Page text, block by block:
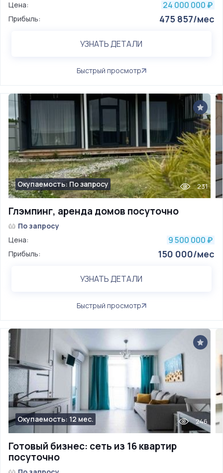
Цена:
24 000 000 ₽
Прибыль: 475 857/мес
УЗНАТЬ ДЕТАЛИ
Быстрый просмотр
Глэмпинг, аренда домов посуточно
Окупаемость: По запросу 231
По запросу
Цена:
9 500 000 ₽
Прибыль: 150 000/мес
УЗНАТЬ ДЕТАЛИ
Быстрый просмотр
Готовый бизнес: сеть из 16 квартир
посуточно
Окупаемость: 12 мес. 246